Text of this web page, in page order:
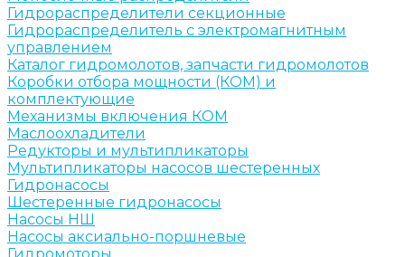
Гидрораспределители секционные
Гидрораспределитель с электромагнитным
управлением
Каталог гидромолотов, запчасти гидромолотов
Коробки отбора мощности (КОМ) и
комплектующие
Механизмы включения КОМ
Маслоохладители
Редукторы и мультипликаторы
Мультипликаторы насосов шестеренных
Гидронасосы
Шестеренные гидронасосы
Насосы НШ
Насосы аксиально-поршневые